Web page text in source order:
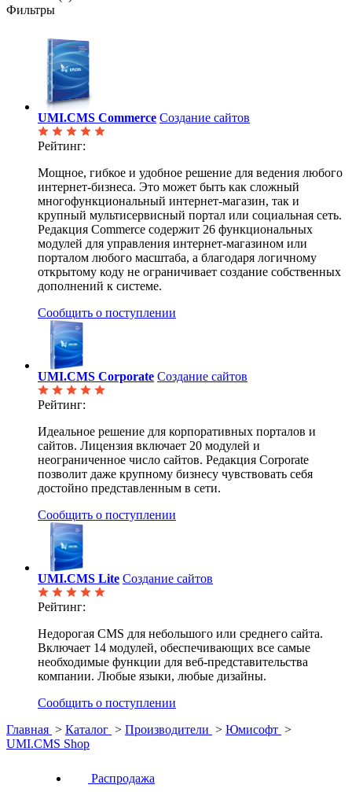
Фильтры
UMI.CMS Commerce Создание сайтов
Рейтинг:
Мощное, гибкое и удобное решение для ведения любого
интернет-бизнеса. Это может быть как сложный
многофункциональный интернет-магазин, так и
крупный мультисервисный портал или социальная сеть.
Редакция Commerce содержит 26 функциональных
модулей для управления интернет-магазином или
порталом любого масштаба, а благодаря логичному
открытому коду не ограничивает создание собственных
дополнений к системе.
Сообщить о поступлении
UMI.CMS Corporate Создание сайтов
Рейтинг:
Идеальное решение для корпоративных порталов и
сайтов. Лицензия включает 20 модулей и
неограниченное число сайтов. Редакция Corporate
позволит даже крупному бизнесу чувствовать себя
достойно представленным в сети.
Сообщить о поступлении
UMI.CMS Lite Создание сайтов
Рейтинг:
Недорогая CMS для небольшого или среднего сайта.
Включает 14 модулей, обеспечивающих все самые
необходимые функции для веб-представительства
компании. Любые языки, любые дизайны.
Сообщить о поступлении
Главная > Каталог > Производители > Юмисофт >
UMI.CMS Shop
Распродажа